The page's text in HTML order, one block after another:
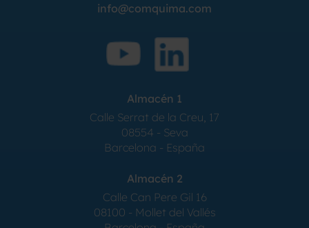
info@comquima.com
Almacén 1
Calle Serrat de la Creu, 17
08554 - Seva
Barcelona - España
Almacén 2
Calle Can Pere Gil 16
08100 - Mollet del Vallés